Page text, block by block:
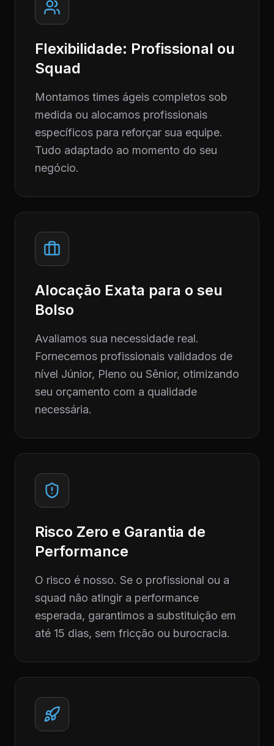
Flexibilidade: Profissional ou
Squad
Montamos times ágeis completos sob
medida ou alocamos profissionais
específicos para reforçar sua equipe.
Tudo adaptado ao momento do seu
negócio.
Alocação Exata para o seu
Bolso
Avaliamos sua necessidade real.
Fornecemos profissionais validados de
nível Júnior, Pleno ou Sênior, otimizando
seu orçamento com a qualidade
necessária.
Risco Zero e Garantia de
Performance
O risco é nosso. Se o profissional ou a
squad não atingir a performance
esperada, garantimos a substituição em
até 15 dias, sem fricção ou burocracia.